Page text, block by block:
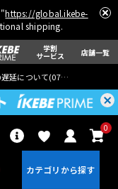
"https://global.ikebe-
shipping.
学割
サービス 店舗一覧
延について(07月29日
0